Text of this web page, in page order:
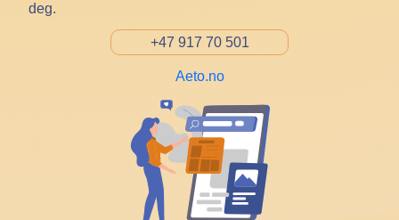
deg.
+47 917 70 501
Aeto.no